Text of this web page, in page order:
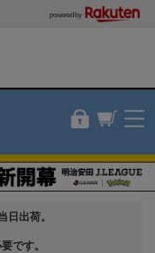
powered by
日出荷。
です。